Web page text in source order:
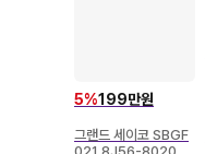
5%199만원
그랜드 세이코 SBGF